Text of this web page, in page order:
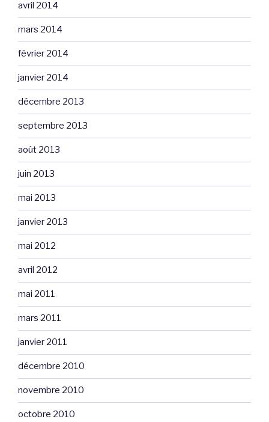
avril 2014
mars 2014
février 2014
janvier 2014
décembre 2013
septembre 2013
août 2013
juin 2013
mai 2013
janvier 2013
mai 2012
avril 2012
mai 2011
mars 2011
janvier 2011
décembre 2010
novembre 2010
octobre 2010